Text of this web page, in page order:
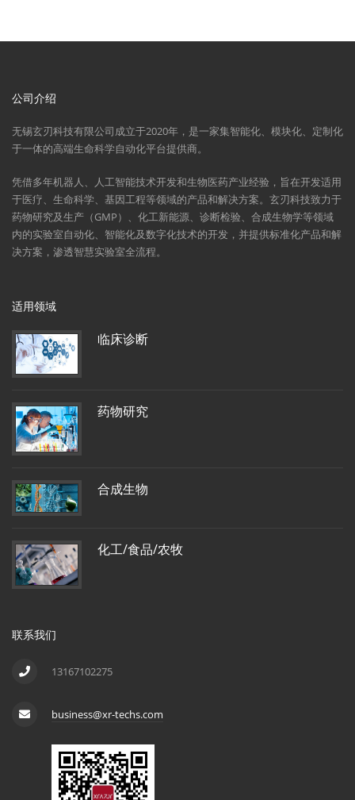
公司介绍
无锡玄刃科技有限公司成立于2020年，是一家集智能化、模块化、定制化
于一体的高端生命科学自动化平台提供商。
凭借多年机器人、人工智能技术开发和生物医药产业经验，旨在开发适用
于医疗、生命科学、基因工程等领域的产品和解决方案。玄刃科技致力于
药物研究及生产（GMP）、化工新能源、诊断检验、合成生物学等领域
内的实验室自动化、智能化及数字化技术的开发，并提供标准化产品和解
决方案，渗透智慧实验室全流程。
适用领域
临床诊断
药物研究
合成生物
化工/食品/农牧
联系我们
13167102275
business@xr-techs.com